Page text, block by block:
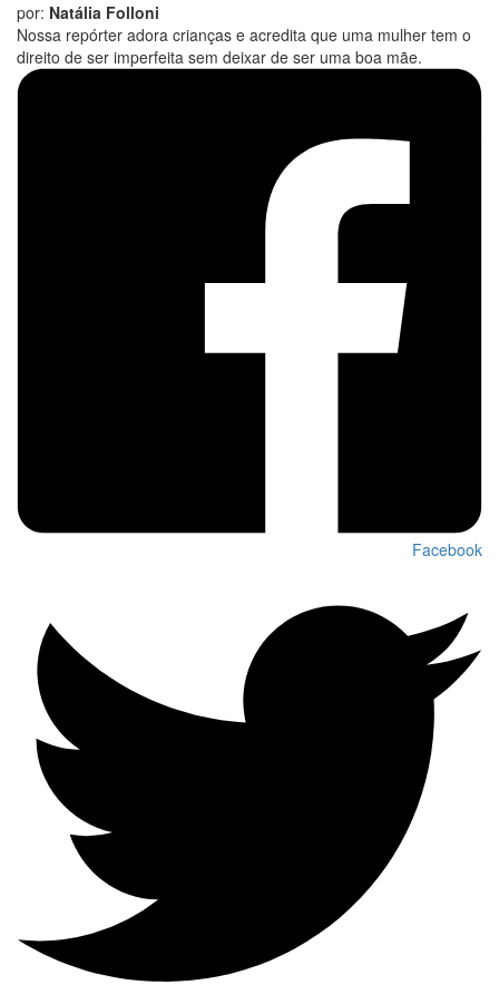
por: Natália Folloni
Nossa repórter adora crianças e acredita que uma mulher tem o
direito de ser imperfeita sem deixar de ser uma boa mãe.
Facebook